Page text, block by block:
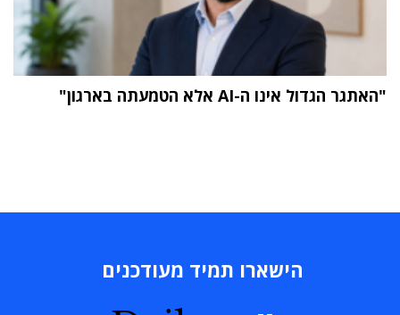
"האתגר הגדול אינו ה-AI אלא הטמעתה בארגון"
הישארו תמיד מעודכנים